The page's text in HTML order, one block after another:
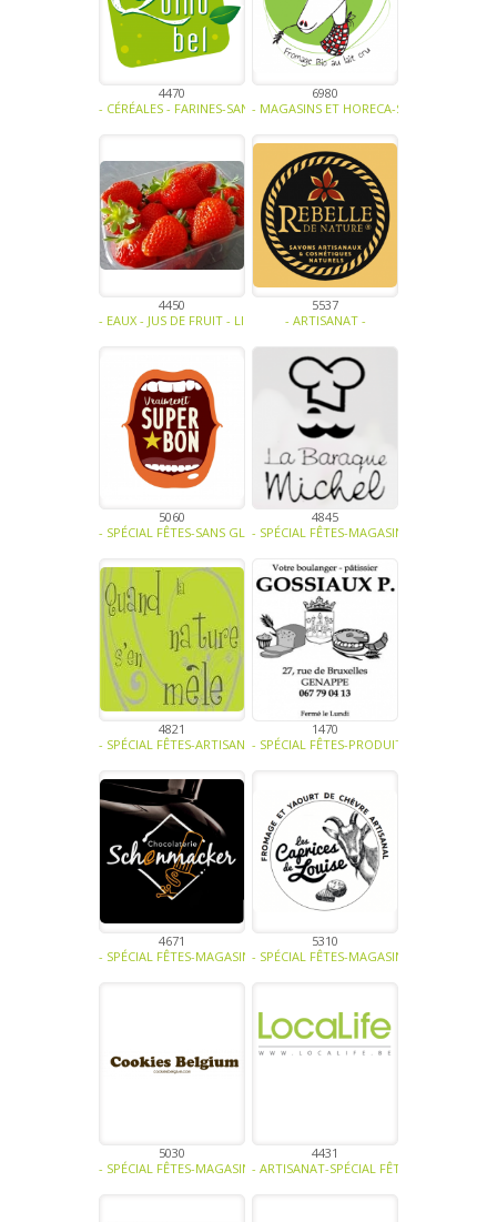
4470
- CÉRÉALES - FARINES-SANS GLUTEN, SANS LACTOSE, SANS SUCRE,
6980
- MAGASINS ET HORECA-SANS GLUTEN,
4450
- EAUX - JUS DE FRUIT - LIMONADE - SIROP-FRUITS-CONFITURE -
5537
- ARTISANAT -
5060
- SPÉCIAL FÊTES-SANS GLUTEN, SANS LACTOSE, SANS SUCRE, SANS
4845
- SPÉCIAL FÊTES-MAGASINS ET HORECA-
4821
- SPÉCIAL FÊTES-ARTISANAT-ART -
1470
- SPÉCIAL FÊTES-PRODUIT LAITIER-
4671
- SPÉCIAL FÊTES-MAGASINS ET HORECA-CONFISERIE - BISCUITERIE-
5310
- SPÉCIAL FÊTES-MAGASINS ET HORECA-
5030
- SPÉCIAL FÊTES-MAGASINS ET HORECA-ATELIER CULINAIRE-
4431
- ARTISANAT-SPÉCIAL FÊTES -